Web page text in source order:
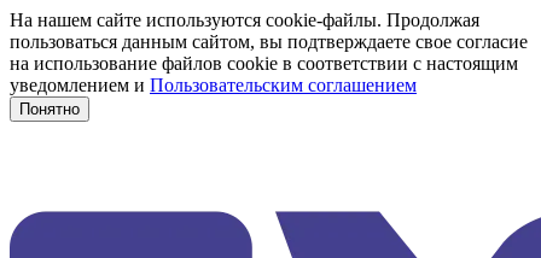
На нашем сайте используются cookie-файлы. Продолжая
пользоваться данным сайтом, вы подтверждаете свое согласие
на использование файлов cookie в соответствии с настоящим
уведомлением и Пользовательским соглашением
Понятно